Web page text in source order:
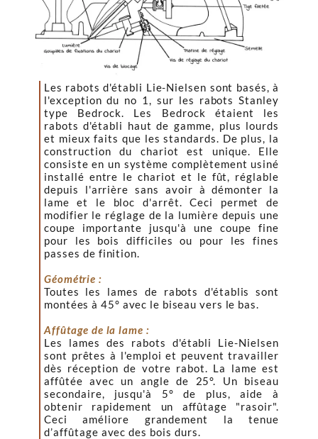
Les rabots d'établi Lie-Nielsen sont basés, à
l'exception du no 1, sur les rabots Stanley
type Bedrock. Les Bedrock étaient les
rabots d'établi haut de gamme, plus lourds
et mieux faits que les standards. De plus, la
construction du chariot est unique. Elle
consiste en un système complètement usiné
installé entre le chariot et le fût, réglable
depuis l'arrière sans avoir à démonter la
lame et le bloc d'arrêt. Ceci permet de
modifier le réglage de la lumière depuis une
coupe importante jusqu'à une coupe fine
pour les bois difficiles ou pour les fines
passes de finition.
Géométrie :
Toutes les lames de rabots d'établis sont
montées à 45° avec le biseau vers le bas.
Affûtage de la lame :
Les lames des rabots d'établi Lie-Nielsen
sont prêtes à l'emploi et peuvent travailler
dès réception de votre rabot. La lame est
affûtée avec un angle de 25°. Un biseau
secondaire, jusqu'à 5° de plus, aide à
obtenir rapidement un affûtage "rasoir".
Ceci améliore grandement la tenue
d’affûtage avec des bois durs.